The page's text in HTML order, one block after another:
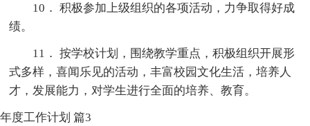
10． 积极参加上级组织的各项活动，力争取得好成
绩。
11． 按学校计划，围绕教学重点，积极组织开展形
式多样，喜闻乐见的活动，丰富校园文化生活，培养人
才，发展能力，对学生进行全面的培养、教育。
年度工作计划 篇3